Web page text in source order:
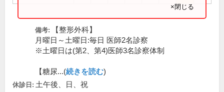
×閉じる
備考:
【整形外科】
月曜日～土曜日:毎日 医師2名診察
※土曜日は(第2、第4)医師3名診察体制
【糖尿...(続きを読む)
休診日: 土午後、日、祝